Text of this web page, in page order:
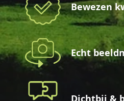
Bewezen
Echt